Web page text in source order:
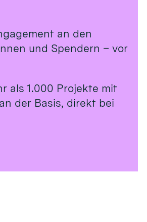
an den
und Spendern – vor
als 1.000 Projekte mit
der Basis, direkt bei